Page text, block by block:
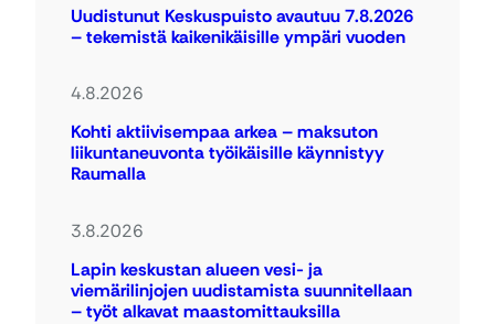
Uudistunut Keskuspuisto avautuu 7.8.2026
– tekemistä kaikenikäisille ympäri vuoden
4.8.2026
Kohti aktiivisempaa arkea – maksuton
liikuntaneuvonta työikäisille käynnistyy
Raumalla
3.8.2026
Lapin keskustan alueen vesi- ja
viemärilinjojen uudistamista suunnitellaan
– työt alkavat maastomittauksilla